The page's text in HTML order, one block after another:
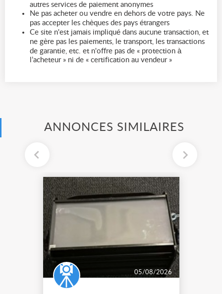
autres services de paiement anonymes
Ne pas acheter ou vendre en dehors de votre pays. Ne
pas accepter les chèques des pays étrangers
Ce site n'est jamais impliqué dans aucune transaction, et
ne gère pas les paiements, le transport, les transactions
de garantie, etc. et n'offre pas de « protection à
l’acheteur » ni de « certification au vendeur »
ANNONCES SIMILAIRES
05/08/2026